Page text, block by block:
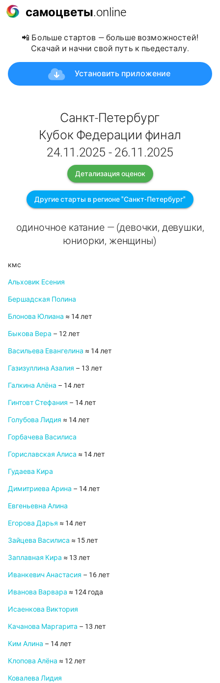
самоцветы.online
📲 Больше стартов — больше возможностей!
Скачай и начни свой путь к пьедесталу.
Установить приложение
Санкт-Петербург
Кубок Федерации финал
24.11.2025 - 26.11.2025
Детализация оценок
Другие старты в регионе "Санкт-Петербург"
одиночное катание — (девочки, девушки,
юниорки, женщины)
кмс
Альховик Есения
Бершадская Полина
Блонова Юлиана ≈ 14 лет
Быкова Вера – 12 лет
Васильева Евангелина ≈ 14 лет
Газизуллина Азалия – 13 лет
Галкина Алёна – 14 лет
Гинтовт Стефания – 14 лет
Голубова Лидия ≈ 14 лет
Горбачева Василиса
Гориславская Алиса ≈ 14 лет
Гудаева Кира
Димитриева Арина – 14 лет
Евгеньевна Алина
Егорова Дарья ≈ 14 лет
Зайцева Василиса ≈ 15 лет
Заплавная Кира ≈ 13 лет
Иванкевич Анастасия – 16 лет
Иванова Варвара ≈ 124 года
Исаенкова Виктория
Качанова Маргарита – 13 лет
Ким Алина – 14 лет
Клопова Алёна ≈ 12 лет
Ковалева Лидия